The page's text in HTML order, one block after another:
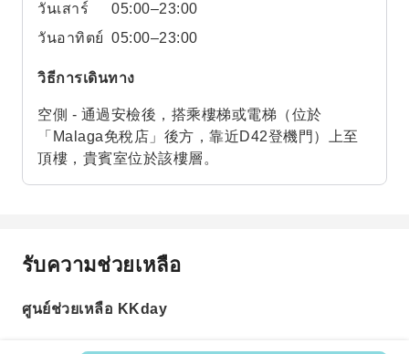
วันเสาร์
05:00–23:00
วันอาทิตย์ 05:00–23:00
วิธีการเดินทาง
空側 - 通過安檢後，搭乘樓梯或電梯（位於
「Malaga免稅店」後方，靠近D42登機門）上至
頂樓，貴賓室位於該樓層。
รับความช่วยเหลือ
ศูนย์ช่วยเหลือ KKday